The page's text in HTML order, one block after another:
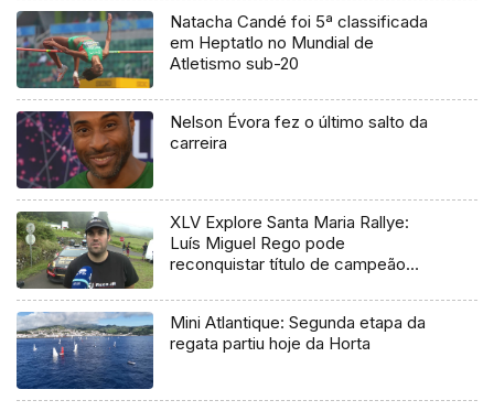
Natacha Candé foi 5ª classificada
em Heptatlo no Mundial de
Atletismo sub-20
Nelson Évora fez o último salto da
carreira
XLV Explore Santa Maria Rallye:
Luís Miguel Rego pode
reconquistar título de campeão
Mini Atlantique: Segunda etapa da
regata partiu hoje da Horta